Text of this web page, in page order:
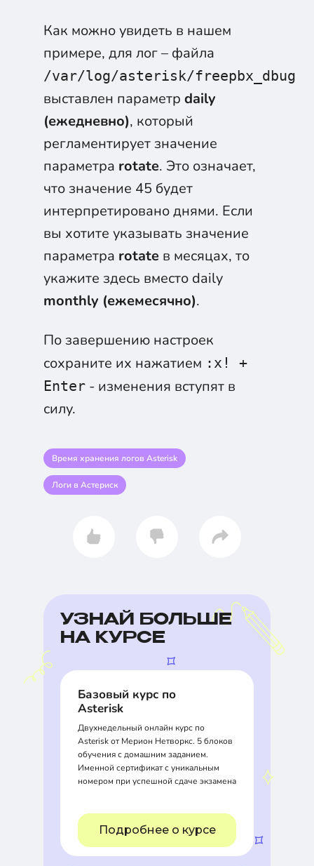
Как можно увидеть в нашем
примере, для лог – файла
/var/log/asterisk/freepbx_dbug
выставлен параметр daily
(ежедневно), который
регламентирует значение
параметра rotate. Это означает,
что значение 45 будет
интерпретировано днями. Если
вы хотите указывать значение
параметра rotate в месяцах, то
укажите здесь вместо daily
monthly (ежемесячно).
По завершению настроек
сохраните их нажатием :x! +
Enter - изменения вступят в
силу.
Время хранения логов Asterisk
Логи в Астериск
УЗНАЙ БОЛЬШЕ
НА КУРСЕ
Базовый курс по
Asterisk
Двухнедельный онлайн курс по
Asterisk от Мерион Нетворкс. 5 блоков
обучения с домашним заданием.
Именной сертификат с уникальным
номером при успешной сдаче экзамена
Подробнее о курсе